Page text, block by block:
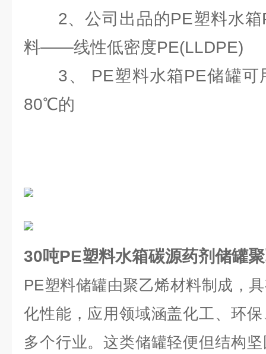
2、公司出品的PE塑料水箱
料——线性低密度PE(LLDPE)
3、 PE塑料水箱PE储罐可
80℃的
30吨PE塑料水箱碳源药剂储罐
PE塑料储罐由聚乙烯材料制成，
化性能，应用领域涵盖化工、环
多个行业。这类储罐轻便但结构